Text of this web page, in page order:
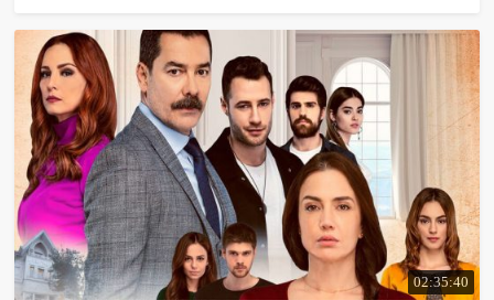
02:35:40